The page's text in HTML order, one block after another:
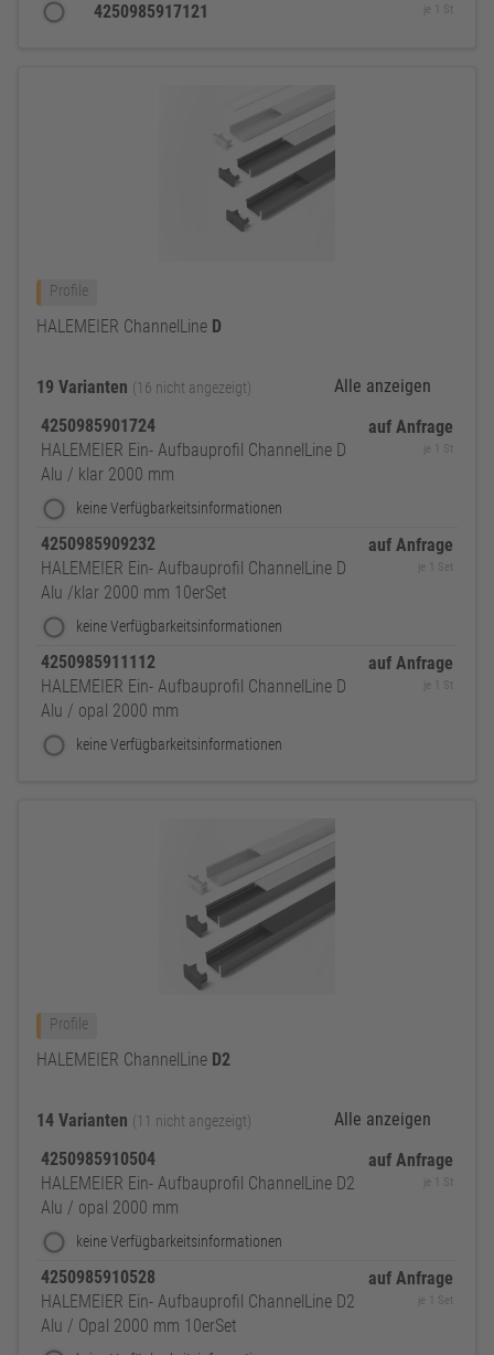
4250985917121
je 1 St
Profile
HALEMEIER ChannelLine D
19 Varianten (16 nicht angezeigt)
Alle anzeigen
4250985901724
HALEMEIER Ein- Aufbauprofil ChannelLine D
Alu / klar 2000 mm
keine Verfügbarkeitsinformationen
auf Anfrage
je 1 St
4250985909232
HALEMEIER Ein- Aufbauprofil ChannelLine D
Alu /klar 2000 mm 10erSet
keine Verfügbarkeitsinformationen
auf Anfrage
je 1 Set
4250985911112
HALEMEIER Ein- Aufbauprofil ChannelLine D
Alu / opal 2000 mm
keine Verfügbarkeitsinformationen
auf Anfrage
je 1 St
Profile
HALEMEIER ChannelLine D2
14 Varianten (11 nicht angezeigt)
Alle anzeigen
4250985910504
HALEMEIER Ein- Aufbauprofil ChannelLine D2
Alu / opal 2000 mm
keine Verfügbarkeitsinformationen
auf Anfrage
je 1 St
4250985910528
HALEMEIER Ein- Aufbauprofil ChannelLine D2
Alu / Opal 2000 mm 10erSet
auf Anfrage
je 1 Set